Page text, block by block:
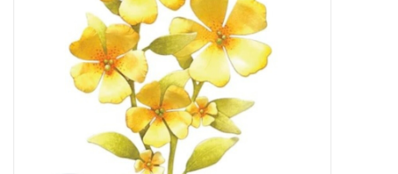
Stempelinkt
Stempelaccesoires